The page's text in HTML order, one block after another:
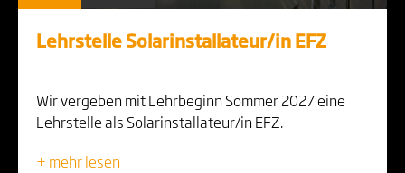
Lehrstelle Solarinstallateur/in EFZ
Wir vergeben mit Lehrbeginn Sommer 2027 eine
Lehrstelle als Solarinstallateur/in EFZ.
+ mehr lesen